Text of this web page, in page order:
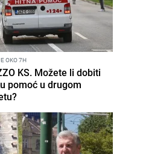
OKO 7H
KS. Možete li dobiti
pomoć u drugom